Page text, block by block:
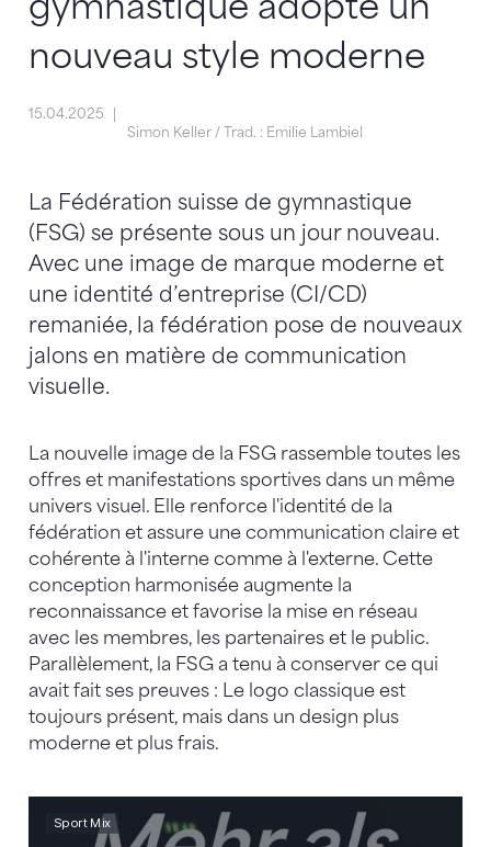
nouveau style moderne
15.04.2025
Simon Keller / Trad. : Emilie Lambiel
La Fédération suisse de gymnastique
(FSG) se présente sous un jour nouveau.
Avec une image de marque moderne et
une identité d’entreprise (CI/CD)
remaniée, la fédération pose de nouveaux
jalons en matière de communication
visuelle.
La nouvelle image de la FSG rassemble toutes les
offres et manifestations sportives dans un même
univers visuel. Elle renforce l'identité de la
fédération et assure une communication claire et
cohérente à l'interne comme à l'externe. Cette
conception harmonisée augmente la
reconnaissance et favorise la mise en réseau
avec les membres, les partenaires et le public.
Parallèlement, la FSG a tenu à conserver ce qui
avait fait ses preuves : Le logo classique est
toujours présent, mais dans un design plus
moderne et plus frais.